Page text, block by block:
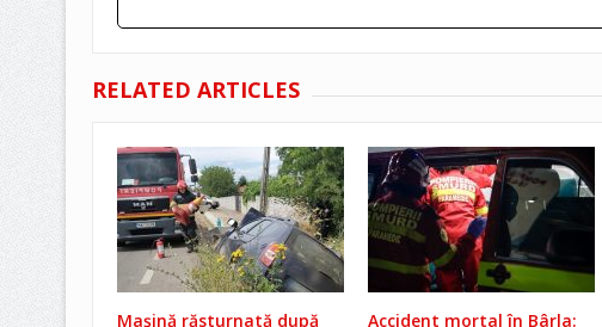
RELATED ARTICLES
Mașină răsturnată după
Accident mortal în Bârla: